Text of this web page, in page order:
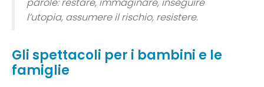
parole: restare, immaginare, inseguire
l’utopia, assumere il rischio, resistere.
Gli spettacoli per i bambini e le
famiglie